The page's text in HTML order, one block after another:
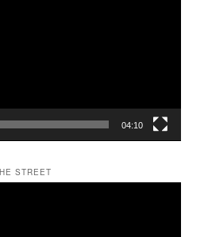
04:10
STREET